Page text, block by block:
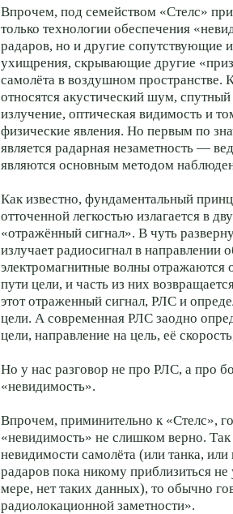
Впрочем, под семейством «Стелс»
только технологии обеспечения
радаров, но и другие сопутствующие
ухищрения, скрывающие другие
самолёта в воздушном пространстве.
относятся акустический шум, спутный
излучение, оптическая видимость и
физические явления. Но первым по
является радарная незаметность —
являются основным методом
Как известно, фундаментальный
отточенной легкостью излагается в
«отражённый сигнал». В чуть
излучает радиосигнал в направлении
электромагнитные волны отражаются
пути цели, и часть из них
этот отраженный сигнал, РЛС и
цели. А современная РЛС заодно
цели, направление на цель, её
Но у нас разговор не про РЛС, а про
«невидимость».
Впрочем, приминительно к «Стелс»,
«невидимость» не слишком верно. Так
невидимости самолёта (или танка, или
радаров пока никому приблизиться
мере, нет таких данных), то обычно
радиолокационной заметности».